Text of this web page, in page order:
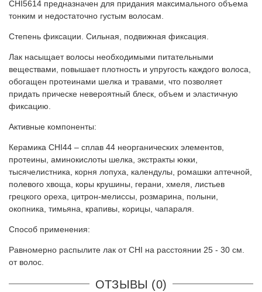
CHI5614 предназначен для придания максимального объема
тонким и недостаточно густым волосам.
Степень фиксации. Сильная, подвижная фиксация.
Лак насыщает волосы необходимыми питательными
веществами, повышает плотность и упругость каждого волоса,
обогащен протеинами шелка и травами, что позволяет
придать прическе невероятный блеск, объем и эластичную
фиксацию.
Активные компоненты:
Керамика CHI44 – сплав 44 неорганических элементов,
протеины, аминокислоты шелка, экстракты юкки,
тысячелистника, корня лопуха, календулы, ромашки аптечной,
полевого хвоща, коры крушины, герани, хмеля, листьев
грецкого ореха, цитрон-мелиссы, розмарина, полыни,
окопника, тимьяна, крапивы, корицы, чапараля.
Способ применения:
Равномерно распылите лак от CHI на расстоянии 25 - 30 см.
от волос.
ОТЗЫВЫ (0)